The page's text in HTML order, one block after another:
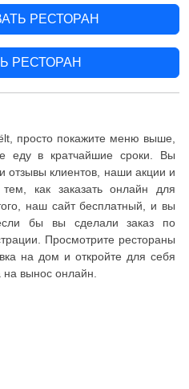
РЕСТОРАН
РЕСТОРАН
просто покажите меню выше,
еду в кратчайшие сроки. Вы
отзывы клиентов, наши акции и
как заказать онлайн для
наш сайт бесплатный, и вы
бы вы сделали заказ по
Просмотрите рестораны
на дом и откройте для себя
вынос онлайн.